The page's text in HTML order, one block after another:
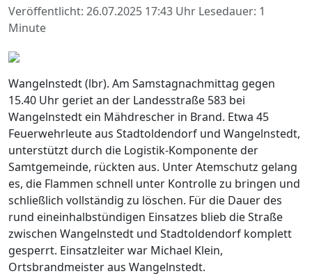
Veröffentlicht: 26.07.2025 17:43 Uhr Lesedauer: 1
Minute
Wangelnstedt (lbr). Am Samstagnachmittag gegen
15.40 Uhr geriet an der Landesstraße 583 bei
Wangelnstedt ein Mähdrescher in Brand. Etwa 45
Feuerwehrleute aus Stadtoldendorf und Wangelnstedt,
unterstützt durch die Logistik-Komponente der
Samtgemeinde, rückten aus. Unter Atemschutz gelang
es, die Flammen schnell unter Kontrolle zu bringen und
schließlich vollständig zu löschen. Für die Dauer des
rund eineinhalbstündigen Einsatzes blieb die Straße
zwischen Wangelnstedt und Stadtoldendorf komplett
gesperrt. Einsatzleiter war Michael Klein,
Ortsbrandmeister aus Wangelnstedt.